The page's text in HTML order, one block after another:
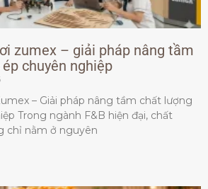
zumex – giải pháp nâng tầm
chuyên nghiệp
– Giải pháp nâng tầm chất lượng
Trong ngành F&B hiện đại, chất
chỉ nằm ở nguyên